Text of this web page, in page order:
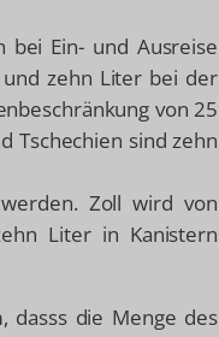
Ein- und Ausreise
zehn Liter bei der
von 25
Tschechien sind zehn
Zoll wird von
Liter in Kanistern
dasss die Menge des